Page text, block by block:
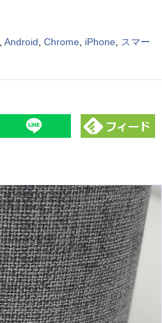
Android Chrome iPhone
スマー